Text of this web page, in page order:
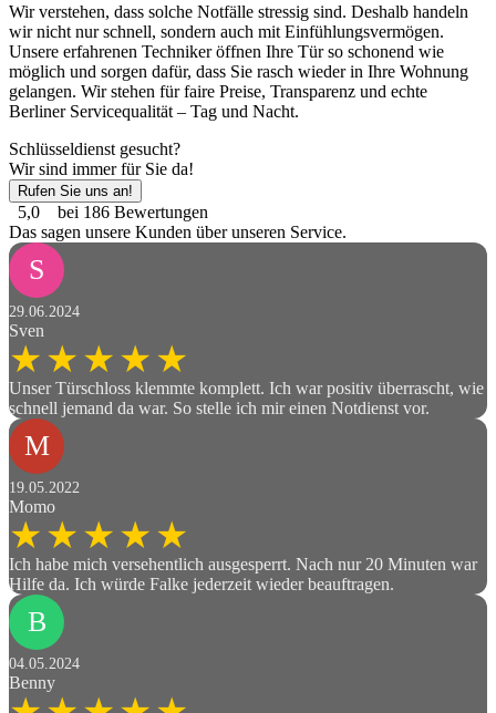
Wir verstehen, dass solche Notfälle stressig sind. Deshalb handeln
wir nicht nur schnell, sondern auch mit Einfühlungsvermögen.
Unsere erfahrenen Techniker öffnen Ihre Tür so schonend wie
möglich und sorgen dafür, dass Sie rasch wieder in Ihre Wohnung
gelangen. Wir stehen für faire Preise, Transparenz und echte
Berliner Servicequalität – Tag und Nacht.
Schlüsseldienst gesucht?
Wir sind immer für Sie da!
Rufen Sie uns an!
5,0
bei 186 Bewertungen
Das sagen unsere Kunden über unseren Service.
S
29.06.2024
Sven
Unser Türschloss klemmte komplett. Ich war positiv überrascht, wie
schnell jemand da war. So stelle ich mir einen Notdienst vor.
M
19.05.2022
Momo
Ich habe mich versehentlich ausgesperrt. Nach nur 20 Minuten war
Hilfe da. Ich würde Falke jederzeit wieder beauftragen.
B
04.05.2024
Benny